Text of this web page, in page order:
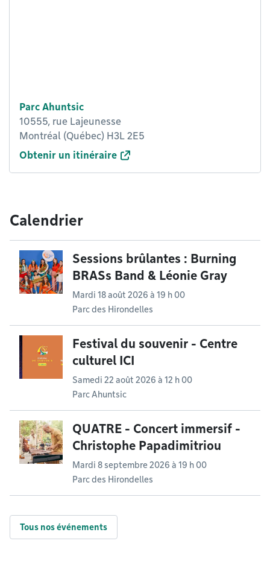
Parc Ahuntsic
10555, rue Lajeunesse
Montréal (Québec) H3L 2E5
Obtenir un itinéraire
Calendrier
Sessions brûlantes : Burning
BRASs Band & Léonie Gray
Mardi 18 août 2026 à 19 h 00
Parc des Hirondelles
Festival du souvenir - Centre
culturel ICI
Samedi 22 août 2026 à 12 h 00
Parc Ahuntsic
QUATRE - Concert immersif -
Christophe Papadimitriou
Mardi 8 septembre 2026 à 19 h 00
Parc des Hirondelles
Tous nos événements